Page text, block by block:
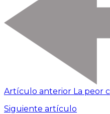
Artículo anterior La peor
Siguiente artículo